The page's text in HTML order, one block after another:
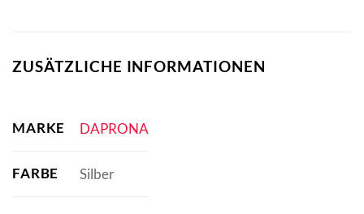
ZUSÄTZLICHE INFORMATIONEN
MARKE DAPRONA
FARBE Silber